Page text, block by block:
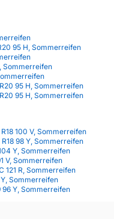
95 H, Sommerreifen
Sommerreifen
95 H, Sommerreifen
95 H, Sommerreifen
100 V, Sommerreifen
98 Y, Sommerreifen
Y, Sommerreifen
V, Sommerreifen
121 R, Sommerreifen
Sommerreifen
96 Y, Sommerreifen